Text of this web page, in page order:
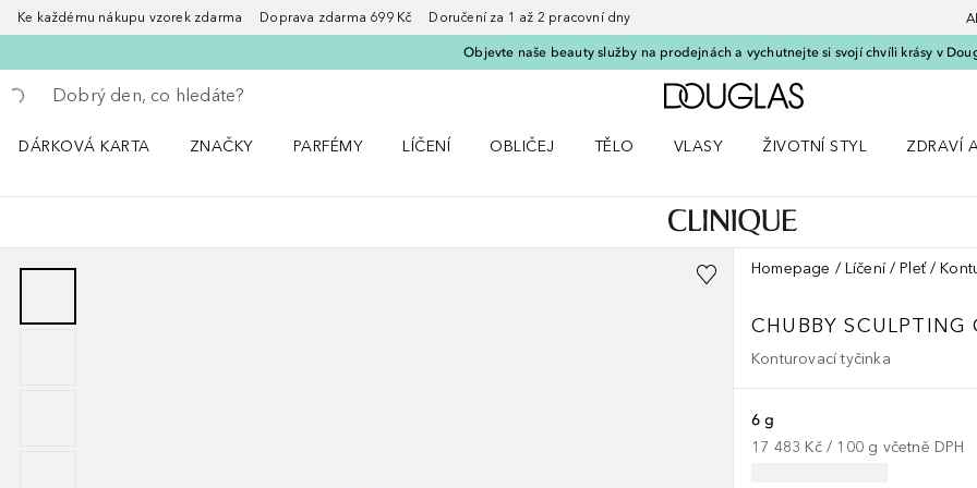
Ke každému nákupu vzorek zdarma Doprava zdarma 699 Kč Doručení za 1 až 2 pracovní dny
Objevte naše beauty služby na prodejnách a vychutnejte si svojí chvíli krásy v
Vraťte se
Proveďte vyhledávání
Domů
DÁRKOVÁ KARTA
ZNAČKY
PARFÉMY
LÍČENÍ
OBLIČEJ
TĚLO
VLASY
ŽIVOTNÍ STYL
ZDRAVÍ
Homepage Líčení Pleť
CHUBBY SCULPTING
Konturovací tyčinka
6 g
17 483 Kč / 100 g včetně DPH